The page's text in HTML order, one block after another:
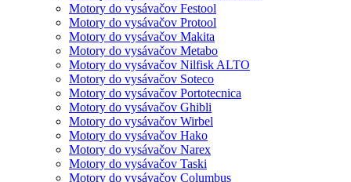
Motory do vysávačov Festool
Motory do vysávačov Protool
Motory do vysávačov Makita
Motory do vysávačov Metabo
Motory do vysávačov Nilfisk ALTO
Motory do vysávačov Soteco
Motory do vysávačov Portotecnica
Motory do vysávačov Ghibli
Motory do vysávačov Wirbel
Motory do vysávačov Hako
Motory do vysávačov Narex
Motory do vysávačov Taski
Motory do vysávačov Columbus